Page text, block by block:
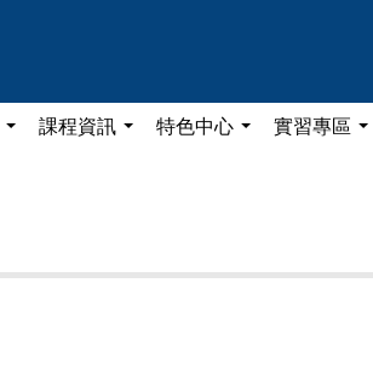
課程資訊 特色中心 實習專區